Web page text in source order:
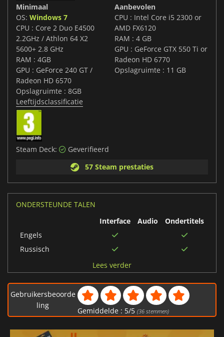
Minimaal
OS: Windows 7
CPU : Core 2 Duo E4500
2.2GHz / Athlon 64 X2
5600+ 2.8 GHz
RAM : 4GB
GPU : GeForce 240 GT /
Radeon HD 6570
Opslagruimte : 8GB
Aanbevolen
CPU : Intel Core i5 2300 or
AMD FX6120
RAM : 4 GB
GPU : GeForce GTX 550 Ti or
Radeon HD 6770
Opslagruimte : 11 GB
Leeftijdsclassificatie
Steam Deck:
Geverifieerd
57 Steam prestaties
ONDERSTEUNDE TALEN
Interface
Audio
Ondertitels
Engels
Russisch
Portugees
Japans
Italiaans
Spaans
Lees verder
Gebruikersbeoorde
ling
Gemiddelde : 5/5 (36stemmen)